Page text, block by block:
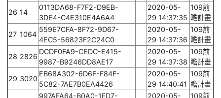
26 14
0113DA68-F7F2-D9EB-
3DE4-C4E310E4A6A4
2020-05-
29 14:37:35
109前
瞻計畫
27 1064
559E7CFA-8F72-9D67-
4EC5-56823F2C24C0
2020-05-
29 14:37:36
109前
瞻計畫
28 2826
DCDF0FA9-CEDC-E415-
9987-B9246DD8AE17
2020-05-
29 14:37:38
109前
瞻計畫
29 3020
EB68A302-6D6F-F84F-
5C82-7AE7B0EA4426
2020-05-
29 14:40:41
109前
瞻計畫
997AFA64-B0A0-1FD7-
2020-05-
109前